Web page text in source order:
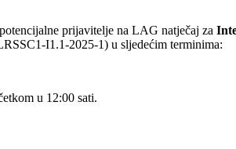
prijavitelje na LAG natječaj za
I1.1-2025-1) u sljedećim terminima:
u 12:00 sati.